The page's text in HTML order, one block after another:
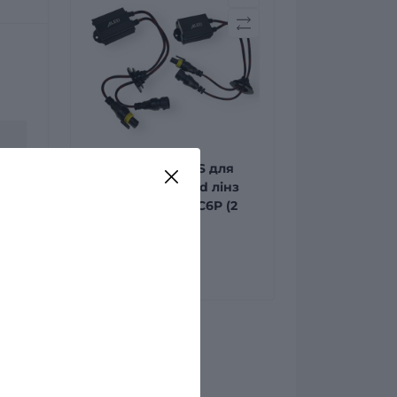
Обманки CANBUS для
Led ламп та Bi-Led лінз
Aled HB4 (9006) C6P (2